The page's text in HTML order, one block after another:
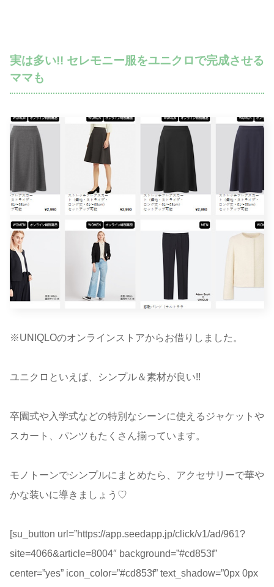
実は多い!! セレモニー服をユニクロで完成させる
ママも
※UNIQLOのオンラインストアからお借りしました。
ユニクロといえば、シンプル＆素材が良い!!
卒園式や入学式などの特別なシーンに使えるジャケットや
スカート、パンツもたくさん揃っています。
モノトーンでシンプルにまとめたら、アクセサリーで華や
かな装いに導きましょう♡
[su_button url=”https://app.seedapp.jp/click/v1/ad/961?
site=4066&article=8004″ background=”#cd853f”
center=”yes” icon_color=”#cd853f” text_shadow=”0px 0px